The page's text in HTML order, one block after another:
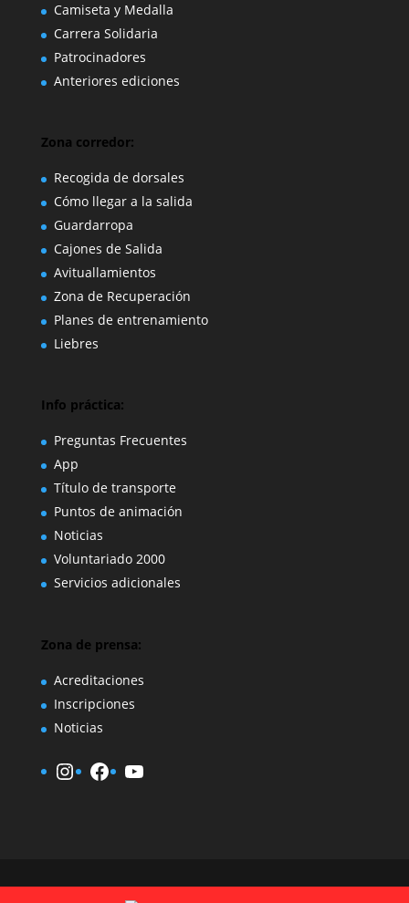
Camiseta y Medalla
Carrera Solidaria
Patrocinadores
Anteriores ediciones
Zona corredor:
Recogida de dorsales
Cómo llegar a la salida
Guardarropa
Cajones de Salida
Avituallamientos
Zona de Recuperación
Planes de entrenamiento
Liebres
Info práctica:
Preguntas Frecuentes
App
Título de transporte
Puntos de animación
Noticias
Voluntariado 2000
Servicios adicionales
Zona de prensa:
Acreditaciones
Inscripciones
Noticias
Instagram Facebook YouTube